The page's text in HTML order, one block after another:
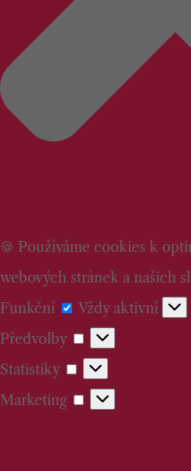
🍪 Používáme cookies k
webových stránek a našich
Funkční
Funkční
Vždy aktivní
Předvolby
Předvolby
Statistiky
Statistiky
Marketing
Marketing